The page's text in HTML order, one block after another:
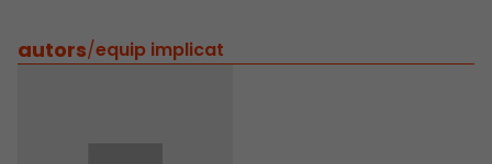
autors/equip implicat